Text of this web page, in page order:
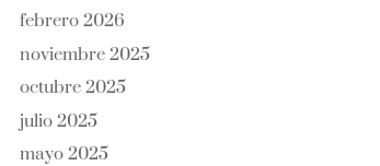
febrero 2026
noviembre 2025
octubre 2025
julio 2025
mayo 2025